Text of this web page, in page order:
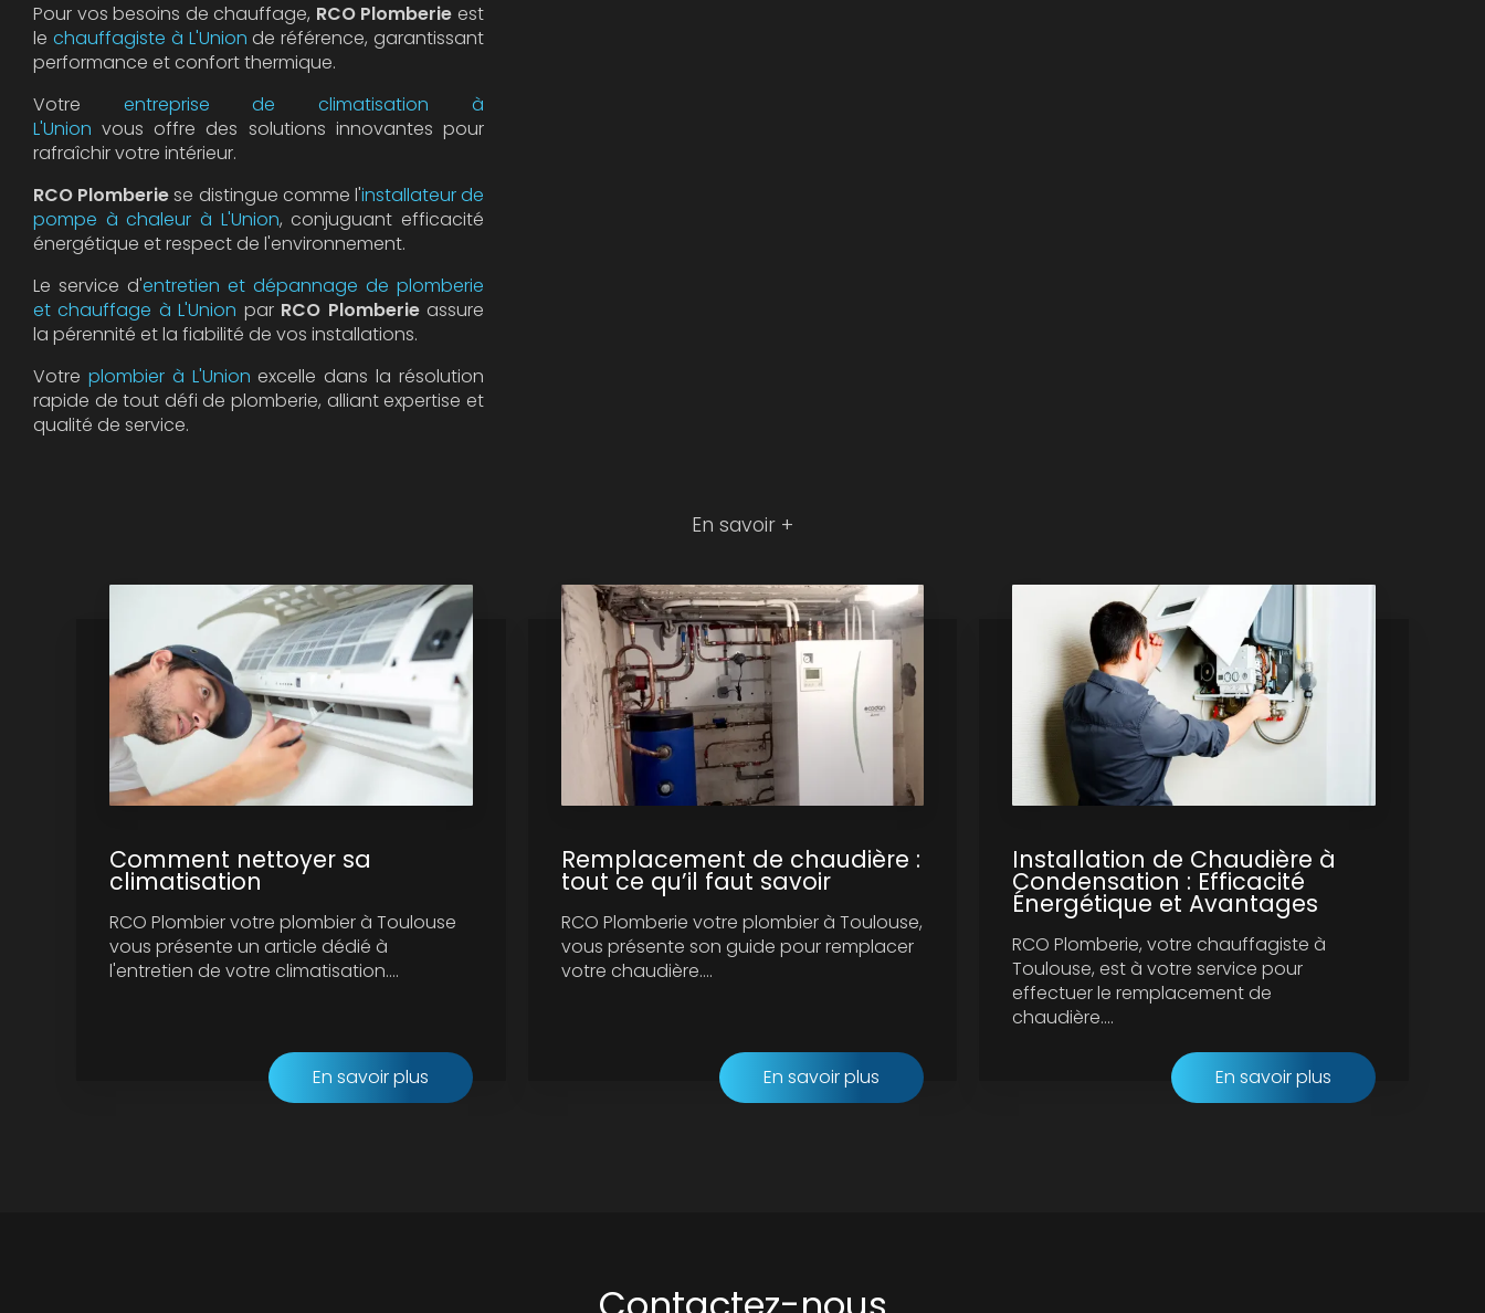
Pour vos besoins de chauffage, RCO Plomberie est
le chauffagiste à L'Union de référence, garantissant
performance et confort thermique.
Votre entreprise de climatisation à
L'Union vous offre des solutions innovantes pour
rafraîchir votre intérieur.
RCO Plomberiese distingue comme l'installateur de
pompe à chaleur à L'Union, conjuguant efficacité
énergétique et respect de l'environnement.
Le service d'entretien et dépannage de plomberie
et chauffage à L'Union par RCO Plomberieassure
la pérennité et la fiabilité de vos installations.
Votre plombier à L'Union excelle dans la résolution
rapide de tout défi de plomberie, alliant expertise et
qualité de service.
En savoir +
Comment nettoyer sa
climatisation
RCO Plombier votre plombier à Toulouse
vous présente un article dédié à
l'entretien de votre climatisation....
En savoir plus
Remplacement de chaudière :
tout ce qu’il faut savoir
RCO Plomberie votre plombier à Toulouse,
vous présente son guide pour remplacer
votre chaudière....
En savoir plus
Installation de Chaudière à
Condensation : Efficacité
Énergétique et Avantages
RCO Plomberie, votre chauffagiste à
Toulouse, est à votre service pour
effectuer le remplacement de
chaudière....
En savoir plus